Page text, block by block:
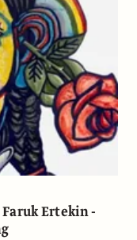
Ertekin -